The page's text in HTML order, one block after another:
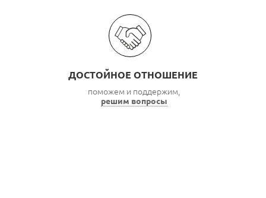
ДОСТОЙНОЕ ОТНОШЕНИЕ
поможем и поддержим,
решим вопросы